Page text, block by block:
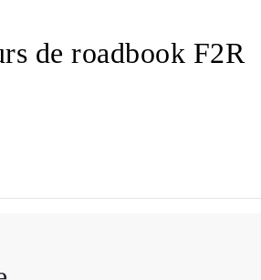
de roadbook F2R